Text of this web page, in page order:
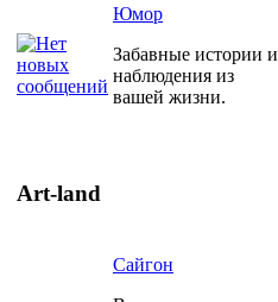
Юмор
Забавные истории и
наблюдения из
вашей жизни.
Art-land
Сайгон